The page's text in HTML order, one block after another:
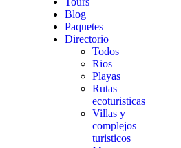
Blog
Paquetes
Directorio
Todos
Rios
Playas
Rutas
ecoturisticas
Villas y
complejos
turisticos